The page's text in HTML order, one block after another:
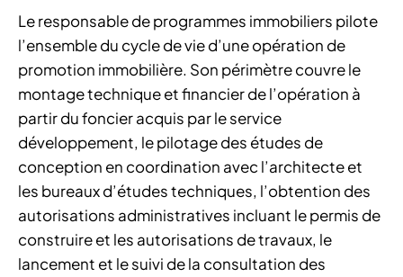
Le responsable de programmes immobiliers pilote
l’ensemble du cycle de vie d’une opération de
promotion immobilière. Son périmètre couvre le
montage technique et financier de l’opération à
partir du foncier acquis par le service
développement, le pilotage des études de
conception en coordination avec l’architecte et
les bureaux d’études techniques, l’obtention des
autorisations administratives incluant le permis de
construire et les autorisations de travaux, le
lancement et le suivi de la consultation des